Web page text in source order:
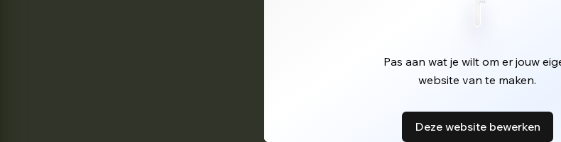
Pas aan wat je wilt om er jouw
website van te maken.
Deze website bewerken